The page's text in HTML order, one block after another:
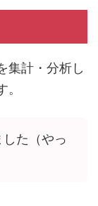
集計・分析し
た（やっ